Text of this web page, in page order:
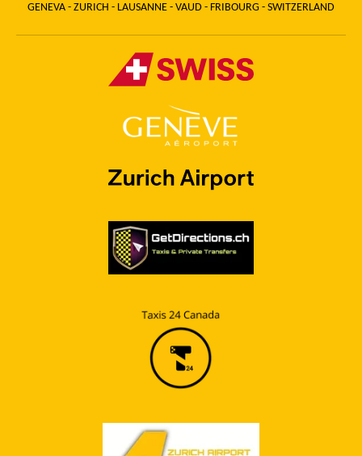
GENEVA - ZURICH - LAUSANNE - VAUD - FRIBOURG - SWITZERLAND